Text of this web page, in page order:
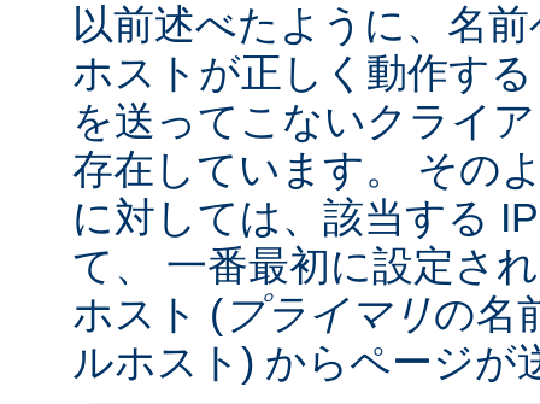
以前述べたように、名
ホストが正しく動作す
を送ってこないクライ
存在しています。 その
に対しては、該当する
て、 一番最初に設定さ
ホスト ( プライマリの名
ルホスト) からページが